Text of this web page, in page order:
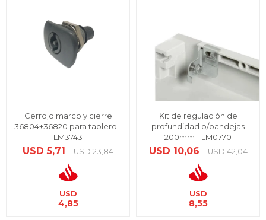
Cerrojo marco y cierre
36804+36820 para tablero -
LM3743
USD 5,71 USD 23,84
USD
4,85
Kit de regulación de
profundidad p/bandejas
200mm - LM0770
USD 10,06 USD 42,04
USD
8,55